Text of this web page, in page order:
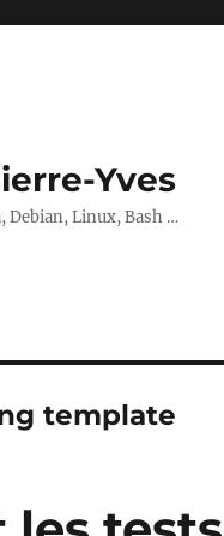
Yves
Debian, Linux, Bash …
template